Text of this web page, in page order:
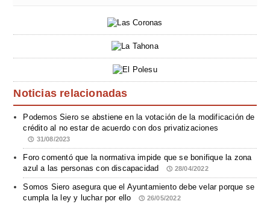
Noticias relacionadas
Podemos Siero se abstiene en la votación de la modificación de
crédito al no estar de acuerdo con dos privatizaciones
31/08/2023
Foro comentó que la normativa impide que se bonifique la zona
azul a las personas con discapacidad
28/04/2022
Somos Siero asegura que el Ayuntamiento debe velar porque se
cumpla la ley y luchar por ello
26/05/2022